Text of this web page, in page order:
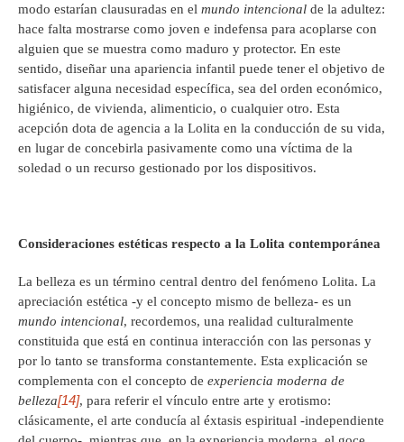
modo estarían clausuradas en el mundo intencional de la adultez:
hace falta mostrarse como joven e indefensa para acoplarse con
alguien que se muestra como maduro y protector. En este
sentido, diseñar una apariencia infantil puede tener el objetivo de
satisfacer alguna necesidad específica, sea del orden económico,
higiénico, de vivienda, alimenticio, o cualquier otro. Esta
acepción dota de agencia a la Lolita en la conducción de su vida,
en lugar de concebirla pasivamente como una víctima de la
soledad o un recurso gestionado por los dispositivos.
Consideraciones estéticas respecto a la Lolita contemporánea
La belleza es un término central dentro del fenómeno Lolita. La
apreciación estética -y el concepto mismo de belleza- es un
mundo intencional, recordemos, una realidad culturalmente
constituida que está en continua interacción con las personas y
por lo tanto se transforma constantemente. Esta explicación se
complementa con el concepto de experiencia moderna de
belleza[14], para referir el vínculo entre arte y erotismo:
clásicamente, el arte conducía al éxtasis espiritual -independiente